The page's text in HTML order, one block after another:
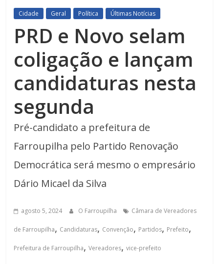
Cidade Geral Política Últimas Notícias
PRD e Novo selam
coligação e lançam
candidaturas nesta
segunda
Pré-candidato a prefeitura de
Farroupilha pelo Partido Renovação
Democrática será mesmo o empresário
Dário Micael da Silva
agosto 5, 2024 O Farroupilha Câmara de Vereadores
de Farroupilha, Candidaturas, Convenção, Partidos, Prefeito,
Prefeitura de Farroupilha,Vereadores,vice-prefeito